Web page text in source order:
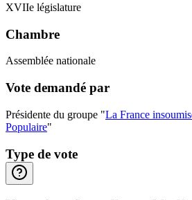
XVIIe législature
Chambre
Assemblée nationale
Vote demandé par
Présidente du groupe "La France
Populaire"
Type de vote